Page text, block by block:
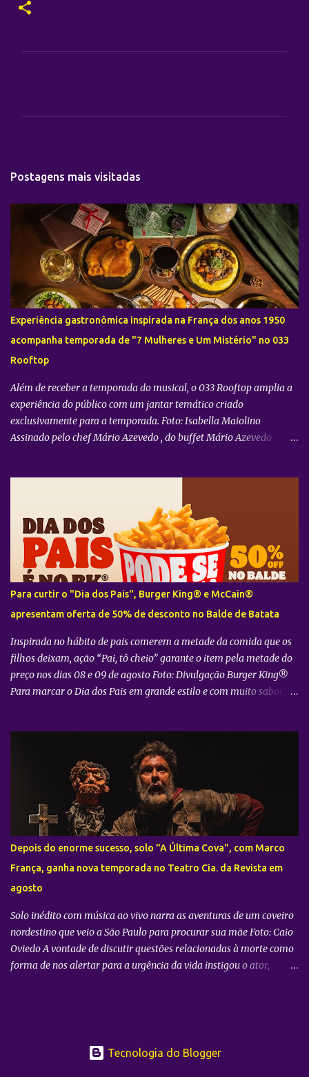
r
Postagens mais visitadas
Experiência gastronômica inspirada na França dos anos 1950
acompanha temporada de "7 Mulheres e Um Mistério" no 033
Rooftop
Além de receber a temporada do musical, o 033 Rooftop amplia a
experiência do público com um jantar temático criado
exclusivamente para a temporada. Foto: Isabella Maiolino
Assinado pelo chef Mário Azevedo , do buffet Mário Azevedo
no interior da França durante a década de 1950. A proposta reforça
um dos diferenciais do 033 Rooftop , que alia grandes produções
teatrais a experiências gastronômicas exclusivas, concebidas
especialmente para cada montagem. Para 7 Mulheres e Um
Mistério , o chef reuniu clássicos da cozinha francesa em quatro
opções de menu. Entre os destaques estão Boeuf Bourguignon com
Aligot, Quiche Lorraine, tábua de charcutaria e queijos franceses,
além de versões vegetarianas e veganas, acompanhadas por vinho
francês e sobremesas tradicionais, como Cre...
Para curtir o "Dia dos Pais", Burger King® e McCain®
apresentam oferta de 50% de desconto no Balde de Batata
Inspirada no hábito de pais comerem a metade da comida que os
filhos deixam, ação “Pai, tô cheio” garante o item pela metade do
preço nos dias 08 e 09 de agosto Foto: Divulgação Burger King®
Para marcar o Dia dos Pais em grande estilo e com muito sabor, o
lado de quem mais importa. Sob o mote "Pai, tô cheio" , a
campanha parte de uma situação muito comum no dia a dia das
famílias: o hábito dos pais de passarem a vida comendo o que
sobra dos pedidos de seus filhos. Para inverter esse jogo, nos dias
08 e 09 de agosto , já que os pais frequentemente consomem a
metade, eles também pagarão metade do preço no Balde de
Batata. “Momentos especiais pedem celebração e diversão. Por
isso, nosso objetivo é deixar esse encontro ainda mais gostoso,
oferecendo uma batata no padrão do BK®, crocante e saborosa,
para que pais e filhos a...
Depois do enorme sucesso, solo "A Última Cova", com Marco
França, ganha nova temporada no Teatro Cia. da Revista em
agosto
Solo inédito com música ao vivo narra as aventuras de um coveiro
nordestino que veio a São Paulo para procurar sua mãe Foto: Caio
Oviedo A vontade de discutir questões relacionadas à morte como
forma de nos alertar para a urgência da vida instigou o ator,
Pompeia . Em cena, ainda estão os músicos Bruno Menegatti e
Tecnologia do Blogger